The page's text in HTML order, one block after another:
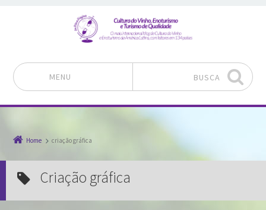
MENU BUSCA
Home criação gráfica
criação gráfica